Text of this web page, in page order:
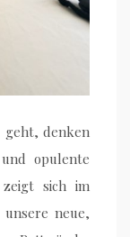
geht, denken
opulente
zeigt sich im
neue,